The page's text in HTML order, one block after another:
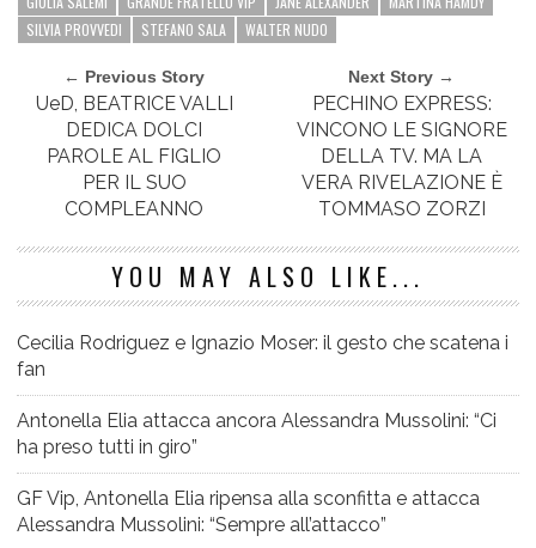
SILVIA PROVVEDI
STEFANO SALA WALTER NUDO
← Previous Story
UeD, BEATRICE VALLI
DEDICA DOLCI
PAROLE AL FIGLIO
PER IL SUO
COMPLEANNO
Next Story →
PECHINO EXPRESS:
VINCONO LE SIGNORE
DELLA TV. MA LA
VERA RIVELAZIONE È
TOMMASO ZORZI
YOU MAY ALSO LIKE...
Cecilia Rodriguez e Ignazio Moser: il gesto che scatena i
fan
Antonella Elia attacca ancora Alessandra Mussolini: “Ci
ha preso tutti in giro”
GF Vip, Antonella Elia ripensa alla sconfitta e attacca
Alessandra Mussolini: “Sempre all’attacco”